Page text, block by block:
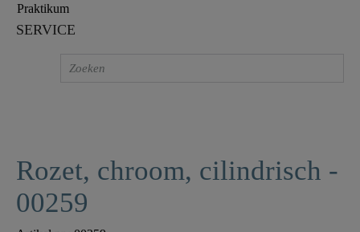
Praktikum
SERVICE
Rozet, chroom, cilindrisch -
00259